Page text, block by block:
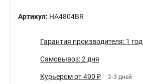
Артикул: HA4804BR
Гарантия производителя: 1 год
Самовывоз: 2 дня
Курьером от 490 ₽ 2-3 дней